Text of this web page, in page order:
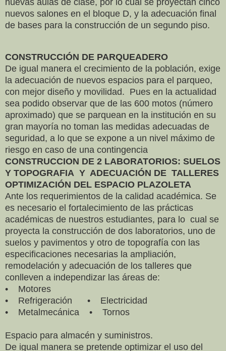
nuevas aulas de clase, por lo cual se proyectan cinco
nuevos salones en el bloque D, y la adecuación final
de bases para la construcción de un segundo piso.
CONSTRUCCIÓN DE PARQUEADERO
De igual manera el crecimiento de la población, exige
la adecuación de nuevos espacios para el parqueo,
con mejor diseño y movilidad. Pues en la actualidad
sea podido observar que de las 600 motos (número
aproximado) que se parquean en la institución en su
gran mayoría no toman las medidas adecuadas de
seguridad, a lo que se expone a un nivel máximo de
riesgo en caso de una contingencia
CONSTRUCCION DE 2 LABORATORIOS: SUELOS
Y TOPOGRAFIA Y ADECUACIÓN DE TALLERES
OPTIMIZACIÓN DEL ESPACIO PLAZOLETA
Ante los requerimientos de la calidad académica. Se
es necesario el fortalecimiento de las prácticas
académicas de nuestros estudiantes, para lo cual se
proyecta la construcción de dos laboratorios, uno de
suelos y pavimentos y otro de topografía con las
especificaciones necesarias la ampliación,
remodelación y adecuación de los talleres que
conlleven a independizar las áreas de:
• Motores
• Refrigeración • Electricidad
• Metalmecánica • Tornos
Espacio para almacén y suministros.
De igual manera se pretende optimizar el uso del